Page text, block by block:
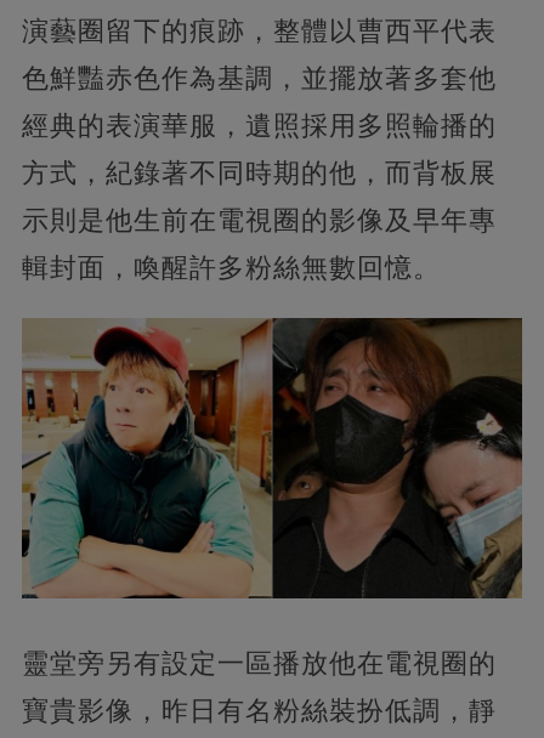
演藝圈留下的痕跡，整體以曹西平代表
色鮮豔赤色作為基調，並擺放著多套他
經典的表演華服，遺照採用多照輪播的
方式，紀錄著不同時期的他，而背板展
示則是他生前在電視圈的影像及早年專
輯封面，喚醒許多粉絲無數回憶。
靈堂旁另有設定一區播放他在電視圈的
寶貴影像，昨日有名粉絲裝扮低調，靜